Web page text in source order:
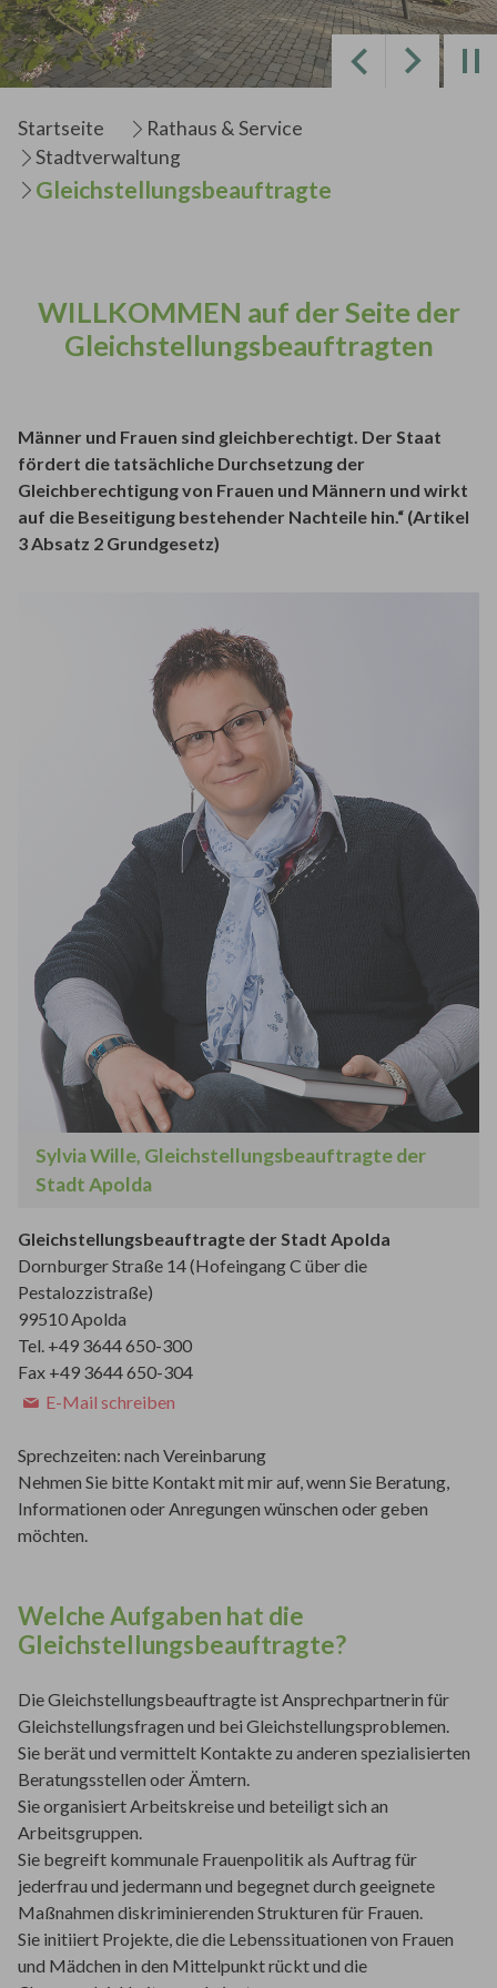
ZurückWeiter
Startseite
Rathaus & Service
Stadtverwaltung
Gleichstellungsbeauftragte
WILLKOMMEN auf der Seite der
Gleichstellungsbeauftragten
Männer und Frauen sind gleichberechtigt. Der Staat
fördert die tatsächliche Durchsetzung der
Gleichberechtigung von Frauen und Männern und wirkt
auf die Beseitigung bestehender Nachteile hin.“ (Artikel
3 Absatz 2 Grundgesetz)
Sylvia Wille, Gleichstellungsbeauftragte der
Stadt Apolda
Gleichstellungsbeauftragte der Stadt Apolda
Dornburger Straße 14 (Hofeingang C über die
Pestalozzistraße)
99510 Apolda
Tel. +49 3644 650-300
Fax +49 3644 650-304
E-Mail schreiben
Sprechzeiten: nach Vereinbarung
Nehmen Sie bitte Kontakt mit mir auf, wenn Sie Beratung,
Informationen oder Anregungen wünschen oder geben
möchten.
Welche Aufgaben hat die
Gleichstellungsbeauftragte?
Die Gleichstellungsbeauftragte ist Ansprechpartnerin für
Gleichstellungsfragen und bei Gleichstellungsproblemen.
Sie berät und vermittelt Kontakte zu anderen spezialisierten
Beratungsstellen oder Ämtern.
Sie organisiert Arbeitskreise und beteiligt sich an
Arbeitsgruppen.
Sie begreift kommunale Frauenpolitik als Auftrag für
jederfrau und jedermann und begegnet durch geeignete
Maßnahmen diskriminierenden Strukturen für Frauen.
Sie initiiert Projekte, die die Lebenssituationen von Frauen
und Mädchen in den Mittelpunkt rückt und die